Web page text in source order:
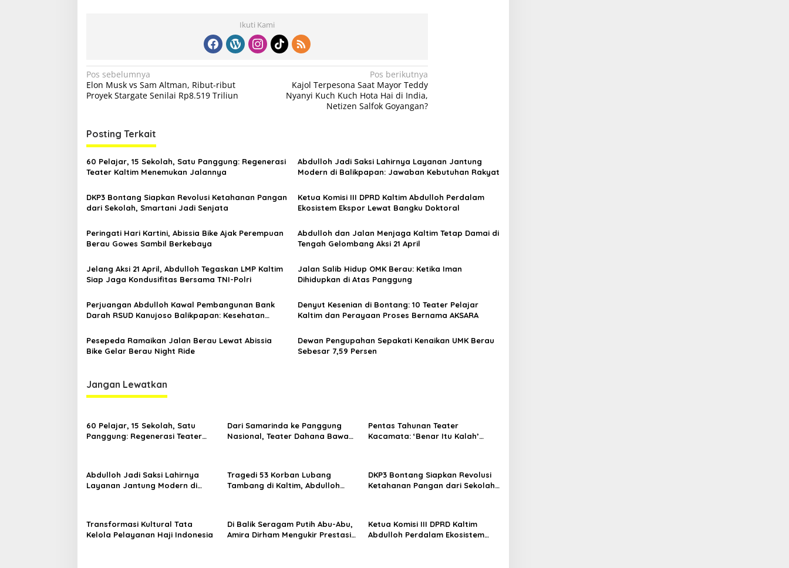
Ikuti Kami
N
a
i
g
a
s
i
p
s
Pos sebelumnya
Elon Musk vs Sam Altman, Ribut-ribut
Proyek Stargate Senilai Rp8.519 Triliun
Pos berikutnya
Kajol Terpesona Saat Mayor Teddy
Nyanyi Kuch Kuch Hota Hai di India,
Netizen Salfok Goyangan?
Posting Terkait
60 Pelajar, 15 Sekolah, Satu Panggung: Regenerasi
Teater Kaltim Menemukan Jalannya
Abdulloh Jadi Saksi Lahirnya Layanan Jantung
Modern di Balikpapan: Jawaban Kebutuhan Rakyat
DKP3 Bontang Siapkan Revolusi Ketahanan Pangan
dari Sekolah, Smartani Jadi Senjata
Ketua Komisi III DPRD Kaltim Abdulloh Perdalam
Ekosistem Ekspor Lewat Bangku Doktoral
Peringati Hari Kartini, Abissia Bike Ajak Perempuan
Berau Gowes Sambil Berkebaya
Abdulloh dan Jalan Menjaga Kaltim Tetap Damai di
Tengah Gelombang Aksi 21 April
Jelang Aksi 21 April, Abdulloh Tegaskan LMP Kaltim
Siap Jaga Kondusifitas Bersama TNI-Polri
Jalan Salib Hidup OMK Berau: Ketika Iman
Dihidupkan di Atas Panggung
Perjuangan Abdulloh Kawal Pembangunan Bank
Darah RSUD Kanujoso Balikpapan: Kesehatan
Denyut Kesenian di Bontang: 10 Teater Pelajar
Kaltim dan Perayaan Proses Bernama AKSARA
Pesepeda Ramaikan Jalan Berau Lewat Abissia
Bike Gelar Berau Night Ride
Dewan Pengupahan Sepakati Kenaikan UMK Berau
Sebesar 7,59 Persen
Jangan Lewatkan
60 Pelajar, 15 Sekolah, Satu
Panggung: Regenerasi Teater
Dari Samarinda ke Panggung
Nasional, Teater Dahana Bawa
Pentas Tahunan Teater
Kacamata: ‘Benar Itu Kalah’
Abdulloh Jadi Saksi Lahirnya
Layanan Jantung Modern di
Tragedi 53 Korban Lubang
Tambang di Kaltim, Abdulloh
DKP3 Bontang Siapkan Revolusi
Ketahanan Pangan dari Sekolah,
Transformasi Kultural Tata
Kelola Pelayanan Haji Indonesia
Di Balik Seragam Putih Abu-Abu,
Amira Dirham Mengukir Prestasi
Ketua Komisi III DPRD Kaltim
Abdulloh Perdalam Ekosistem